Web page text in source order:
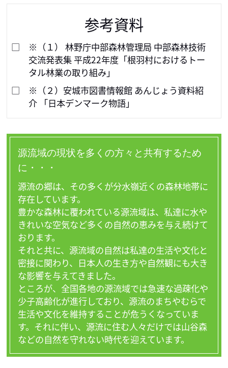
参考資料
※（１） 林野庁中部森林管理局 中部森林技術
交流発表集 平成22年度「根羽村におけるトー
タル林業の取り組み」
※（２）安城市図書情報館 あんじょう資料紹
介 「日本デンマーク物語」
源流域の現状を多くの方々と共有するため
に・・・
源流の郷は、その多くが分水嶺近くの森林地帯に
存在しています。
豊かな森林に覆われている源流域は、私達に水や
きれいな空気など多くの自然の恵みを与え続けて
おります。
それと共に、源流域の自然は私達の生活や文化と
密接に関わり、日本人の生き方や自然観にも大き
な影響を与えてきました。
ところが、全国各地の源流域では急速な過疎化や
少子高齢化が進行しており、源流のまちやむらで
生活や文化を維持することが危うくなっていま
す。それに伴い、源流に住む人々だけでは山谷森
などの自然を守れない時代を迎えています。